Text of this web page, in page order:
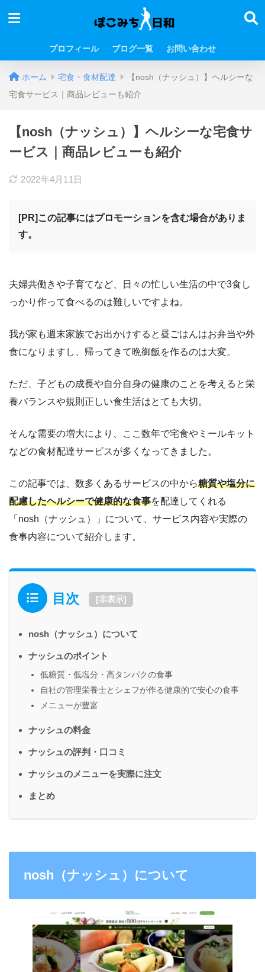
プロフィール ブログ一覧 お問い合わせ
ホーム 宅食・食材配達
【nosh（ナッシュ）】ヘルシーな
宅食サービス｜商品レビューも紹介
【nosh（ナッシュ）】ヘルシーな宅食サ
ービス｜商品レビューも紹介
2022年4月11日
[PR]この記事にはプロモーションを含む場合がありま
す。
夫婦共働きや子育てなど、日々の忙しい生活の中で3食し
っかり作って食べるのは難しいですよね。
我が家も週末家族でお出かけすると昼ごはんはお弁当や外
食になりますし、帰ってきて晩御飯を作るのは大変。
ただ、子どもの成長や自分自身の健康のことを考えると栄
養バランスや規則正しい食生活はとても大切。
そんな需要の増大により、ここ数年で宅食やミールキット
などの食材配達サービスが多くなってきました。
この記事では、数多くあるサービスの中から糖質や塩分に
配慮したヘルシーで健康的な食事を配達してくれる
「nosh（ナッシュ）」について、サービス内容や実際の
食事内容について紹介します。
目次 [非表示]
nosh（ナッシュ）について
ナッシュのポイント
低糖質・低塩分・高タンパクの食事
自社の管理栄養士とシェフが作る健康的で安心の食事
メニューが豊富
ナッシュの料金
ナッシュの評判・口コミ
ナッシュのメニューを実際に注文
まとめ
nosh（ナッシュ）について